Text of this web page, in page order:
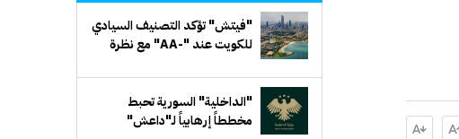
"فيتش" تؤكد التصنيف السيادي
للكويت عند "-AA" مع نظرة
"الداخلية" السورية تحبط
مخططاً إرهابياً لـ"داعش"